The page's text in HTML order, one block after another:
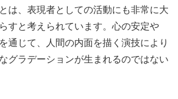
は、表現者としての活動にも非常に大
すと考えられています。心の安定や
通じて、人間の内面を描く演技により
グラデーションが生まれるのではない